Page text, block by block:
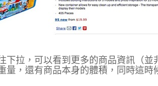
下拉，可以看到更多的商品資訊（並
量，還有商品本身的體積，同時這